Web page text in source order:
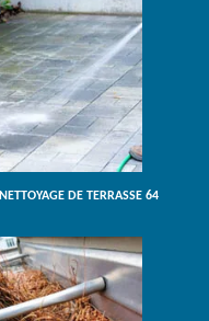
NETTOYAGE DE TERRASSE 64